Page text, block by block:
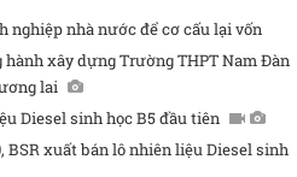
nghiệp nhà nước để cơ cấu lại vốn
xây dựng Trường THPT Nam Đàn
lai
Diesel sinh học B5 đầu tiên
BSR xuất bán lô nhiên liệu Diesel sinh